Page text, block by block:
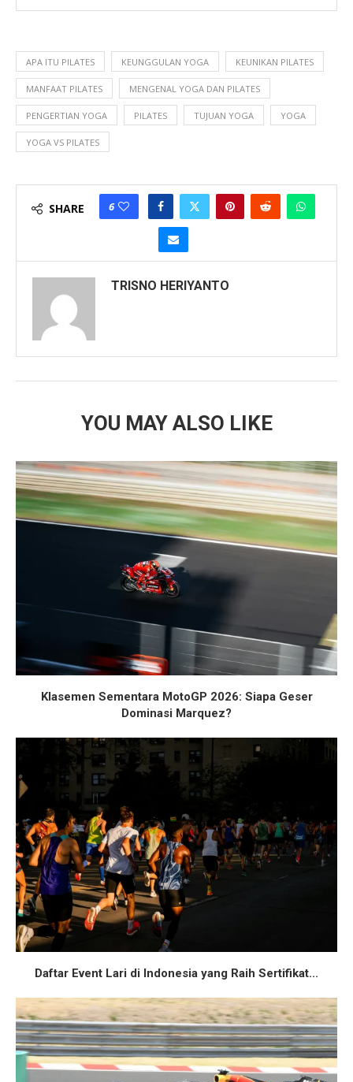
APA ITU PILATES KEUNGGULAN YOGA KEUNIKAN PILATES
MANFAAT PILATES MENGENAL YOGA DAN PILATES
PENGERTIAN YOGA PILATES TUJUAN YOGA YOGA
YOGA VS PILATES
SHARE 6
TRISNO HERIYANTO
YOU MAY ALSO LIKE
Klasemen Sementara MotoGP 2026: Siapa Geser
Dominasi Marquez?
Daftar Event Lari di Indonesia yang Raih Sertifikat...